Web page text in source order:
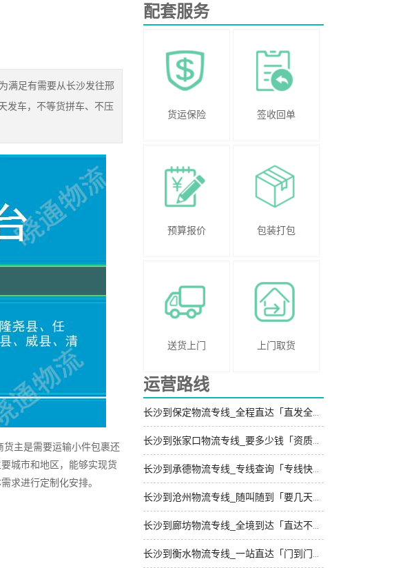
满足有需要从长沙发往邢
发车，不等货拼车、不压
主是需要运输小件包裹还
城市和地区，能够实现货
求进行定制化安排。
配套服务
货运保险 签收回单
预算报价 包装打包
送货上门 上门取货
运营路线
长沙到保定物流专线_全程直达「直发全境」
长沙到张家口物流专线_要多少钱「资质齐全」
长沙到承德物流专线_专线查询「专线快运」
长沙到沧州物流专线_随叫随到「要几天到」
长沙到廊坊物流专线_全境到达「直达不中转」
长沙到衡水物流专线_一站直达「门到门配送」